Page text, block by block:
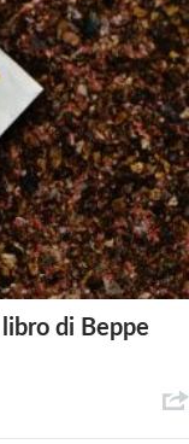
di Beppe